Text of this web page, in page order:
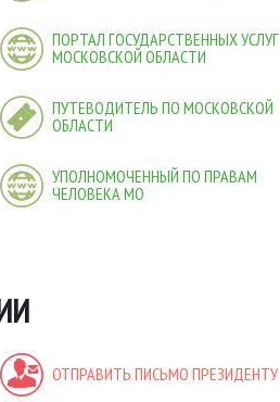
ПОРТАЛ ГОСУДАРСТВЕННЫХ УСЛУГ
МОСКОВСКОЙ ОБЛАСТИ
ПУТЕВОДИТЕЛЬ ПО МОСКОВСКОЙ
ОБЛАСТИ
УПОЛНОМОЧЕННЫЙ ПО ПРАВАМ
ЧЕЛОВЕКА МО
ОТПРАВИТЬ ПИСЬМО ПРЕЗИДЕНТУ